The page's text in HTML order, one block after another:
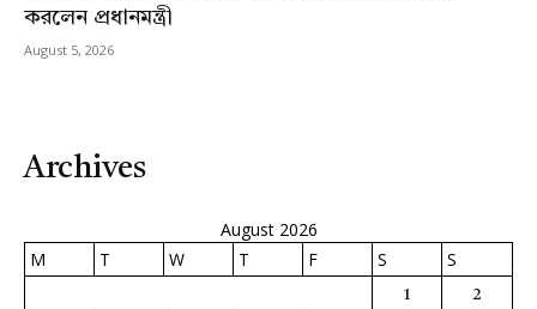
করলেন প্রধানমন্ত্রী
August 5, 2026
Archives
August 2026
M
T W T F S S
1 2